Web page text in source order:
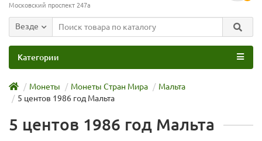
Московский проспект 247а
Везде
Категории
Монеты Монеты Стран Мира
Мальта
5 центов 1986 год Мальта
5 центов 1986 год Мальта